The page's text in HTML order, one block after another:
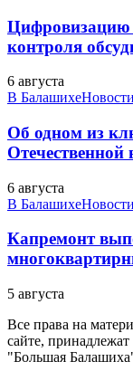
Цифровизацию
контроля
6 августа
В БалашихеНовости
Об одном из
Отечественной
6 августа
В БалашихеНовости
Капремонт
5 августа
Все права на
сайте,
"Большая